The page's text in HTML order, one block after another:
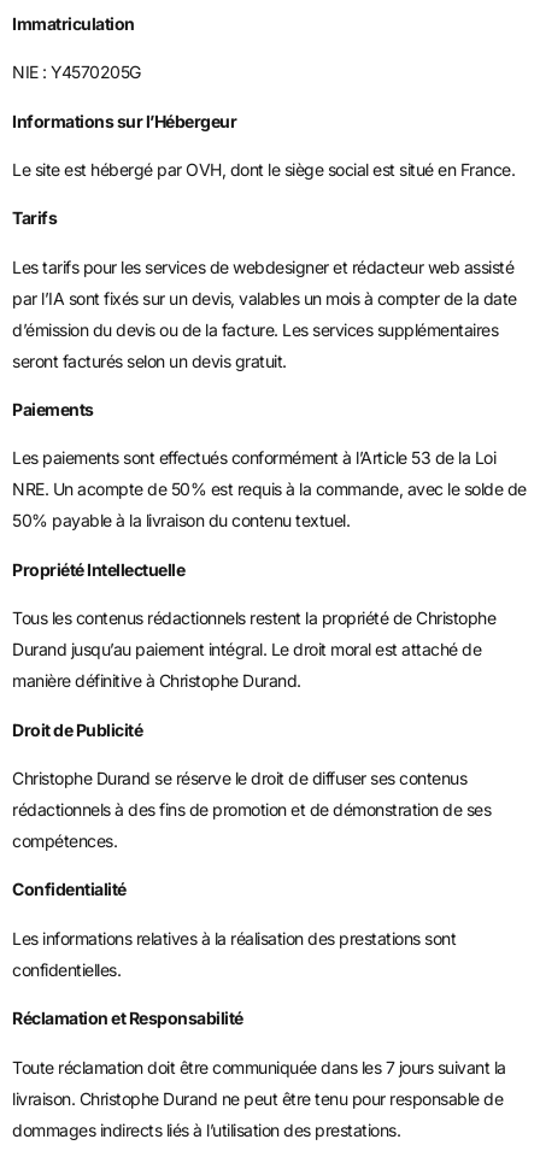
Immatriculation
NIE : Y4570205G
Informations sur l’Hébergeur
Le site est hébergé par OVH, dont le siège social est situé en France.
Tarifs
Les tarifs pour les services de webdesigner et rédacteur web assisté
par l’IA sont fixés sur un devis, valables un mois à compter de la date
d’émission du devis ou de la facture. Les services supplémentaires
seront facturés selon un devis gratuit.
Paiements
Les paiements sont effectués conformément à l’Article 53 de la Loi
NRE. Un acompte de 50% est requis à la commande, avec le solde de
50% payable à la livraison du contenu textuel.
Propriété Intellectuelle
Tous les contenus rédactionnels restent la propriété de Christophe
Durand jusqu’au paiement intégral. Le droit moral est attaché de
manière définitive à Christophe Durand.
Droit de Publicité
Christophe Durand se réserve le droit de diffuser ses contenus
rédactionnels à des fins de promotion et de démonstration de ses
compétences.
Confidentialité
Les informations relatives à la réalisation des prestations sont
confidentielles.
Réclamation et Responsabilité
Toute réclamation doit être communiquée dans les 7 jours suivant la
livraison. Christophe Durand ne peut être tenu pour responsable de
dommages indirects liés à l’utilisation des prestations.